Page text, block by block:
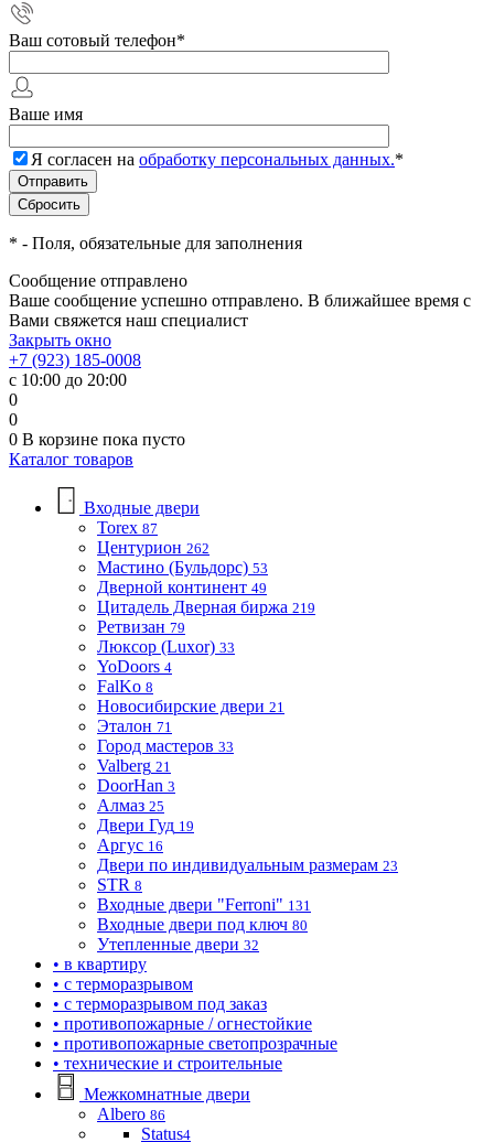
Ваш сотовый телефон*
Ваше имя
Я согласен на обработку персональных данных.*
* - Поля, обязательные для заполнения
Сообщение отправлено
Ваше сообщение успешно отправлено. В ближайшее время с
Вами свяжется наш специалист
Закрыть окно
+7 (923) 185-0008
с 10:00 до 20:00
0
0
0 В корзине пока пусто
Каталог товаров
Входные двери
Torex 87
Центурион 262
Мастино (Бульдорс) 53
Дверной континент 49
Цитадель Дверная биржа 219
Ретвизан 79
Люксор (Luxor) 33
YoDoors 4
FalKo 8
Новосибирские двери 21
Эталон 71
Город мастеров 33
Valberg 21
DoorHan 3
Алмаз 25
Двери Гуд 19
Аргус 16
Двери по индивидуальным размерам 23
STR 8
Входные двери "Ferroni" 131
Входные двери под ключ 80
Утепленные двери 32
• в квартиру
• с терморазрывом
• с терморазрывом под заказ
• противопожарные / огнестойкие
• противопожарные светопрозрачные
• технические и строительные
Межкомнатные двери
Albero 86
Status4